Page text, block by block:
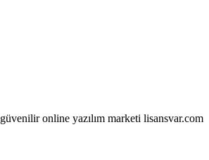
online yazılım marketi lisansvar.com